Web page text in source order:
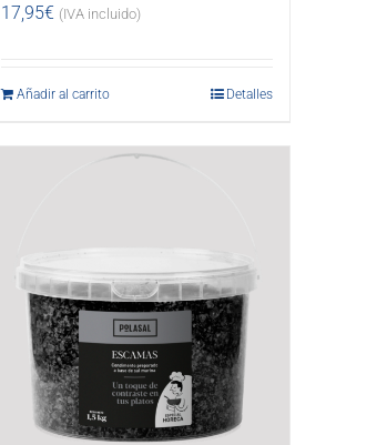
17,95€ (IVA incluido)
Añadir al carrito Detalles